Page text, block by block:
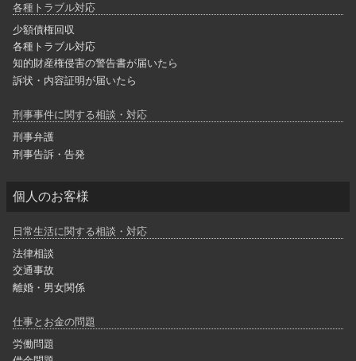
各種トラブル対応
少額債権回収
各種トラブル対応
知的財産権侵害の警告書が届いたら
訴状・内容証明が届いたら
刑事事件に関する相談・対応
刑事弁護
刑事告訴・告発
個人のお客様
日常生活に関する相談・対応
法律相談
交通事故
離婚・男女関係
仕事とお金の問題
労働問題